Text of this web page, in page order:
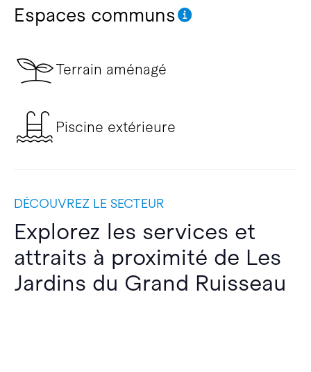
Espaces communs
Terrain aménagé
Piscine extérieure
DÉCOUVREZ LE SECTEUR
Explorez les services et
attraits à proximité de Les
Jardins du Grand Ruisseau